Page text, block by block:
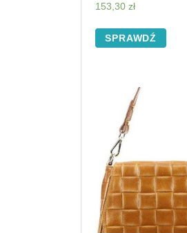
153,30 zł
SPRAWDŹ